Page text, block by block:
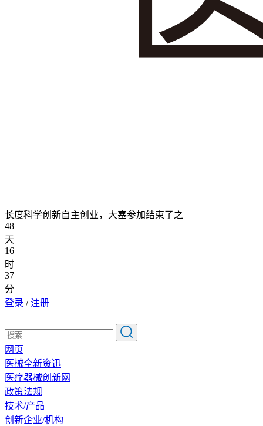
长度科学创新自主创业，大塞参加结束了之
48
天
16
时
37
分
登录 /注册
网页
医械全新资迅
医疗器械创新网
政策法规
技术/产品
创新企业/机构